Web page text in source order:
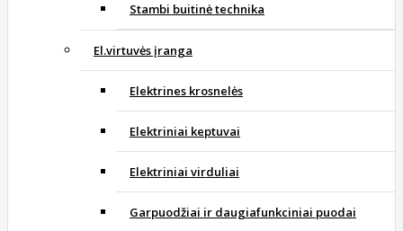
Stambi buitinė technika
El.virtuvės įranga
Elektrines krosnelės
Elektriniai keptuvai
Elektriniai virduliai
Garpuodžiai ir daugiafunkciniai puodai